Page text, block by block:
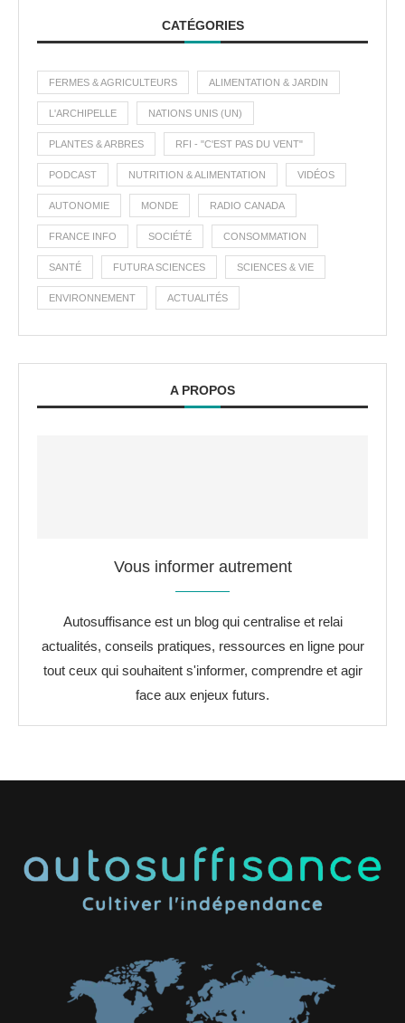
CATÉGORIES
FERMES & AGRICULTEURS ALIMENTATION & JARDIN
L'ARCHIPELLE NATIONS UNIS (UN)
PLANTES & ARBRES RFI - "C'EST PAS DU VENT"
PODCAST NUTRITION & ALIMENTATION VIDÉOS
AUTONOMIE MONDE RADIO CANADA
FRANCE INFO SOCIÉTÉ CONSOMMATION
SANTÉ FUTURA SCIENCES SCIENCES & VIE
ENVIRONNEMENT ACTUALITÉS
A PROPOS
Vous informer autrement
Autosuffisance est un blog qui centralise et relai
actualités, conseils pratiques, ressources en ligne pour
tout ceux qui souhaitent s'informer, comprendre et agir
face aux enjeux futurs.